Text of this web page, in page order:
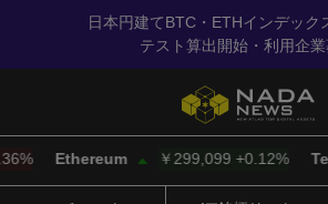
日本円建てBTC・ETHインデック
テスト算出開始・利用企
Ethereum ￥299,064+0.11%